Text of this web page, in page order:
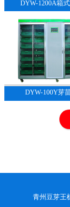
DYW-1200A箱
DYW-100Y芽
青州豆芽王机械